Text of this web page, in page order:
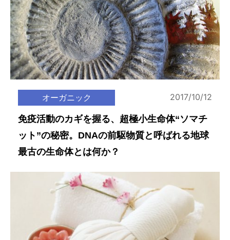
オーガニック 2017/10/12
免疫活動のカギを握る、超極小生命体“ソマチ
ット”の秘密。DNAの前駆物質と呼ばれる地球
最古の生命体とは何か？